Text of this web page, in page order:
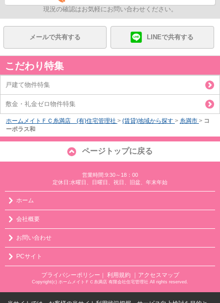
現況の確認はお気軽にお問い合わせください。
メールで共有する LINEで共有する
こだわり特集
戸建て物件特集
敷金・礼金ゼロ物件特集
ホームメイトＦＣ糸満店 (有)住宅管理社 > (賃貸)地域から探す > 糸満市 > コ
ーポラス和
ページトップに戻る
営業時間:9:30～18：00
定休日:水曜日、日曜日、祝日、旧盆、年末年始
ホーム
会社概要
お問い合わせ
PCサイト
プライバシーポリシー 利用規約 ｜アクセスマップ
Copyright(c) ホームメイトＦＣ糸満店 有限会社住宅管理社 All rights reserved.